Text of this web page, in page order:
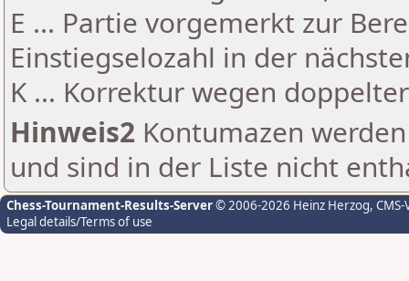
E ... Partie vorgemerkt zur
Einstiegselozahl in der
K ... Korrektur wegen
Hinweis2 Kontumazen
und sind in der Liste nicht
Chess-Tournament-Results-Server© 2006-2026 Heinz Herzog,
Legal details/Terms of use